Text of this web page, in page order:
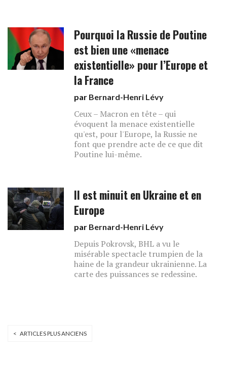
Pourquoi la Russie de Poutine
est bien une «menace
existentielle» pour l’Europe et
la France
par Bernard-Henri Lévy
Ceux – Macron en tête – qui
évoquent la menace existentielle
qu'est, pour l'Europe, la Russie ne
font que prendre acte de ce que dit
Poutine lui-même.
Il est minuit en Ukraine et en
Europe
par Bernard-Henri Lévy
Depuis Pokrovsk, BHL a vu le
misérable spectacle trumpien de la
haine de la grandeur ukrainienne. La
carte des puissances se redessine.
< ARTICLES PLUS ANCIENS